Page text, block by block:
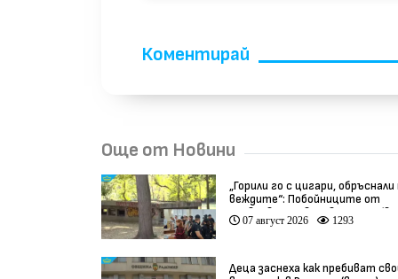
Коментирай
Още от Новини
„Горили го с цигари, обръснали
веждите“: Побойниците от
Пловдив остават в ареста
07 август 2026 1293
Деца заснеха как пребиват